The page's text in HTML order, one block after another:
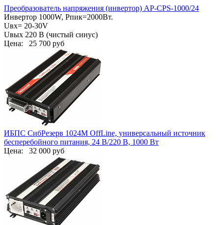
Преобразователь напряжения (инвертор) AP-СPS-1000/24
Инвертор 1000W, Pпик=2000Вт.
Uвх= 20-30V
Uвых 220 В (чистый синус)
Цена: 25 700 руб
ИБПС СибРезерв 1024М OffLine, универсальный источник
бесперебойного питания, 24 В/220 В, 1000 Вт
Цена: 32 000 руб